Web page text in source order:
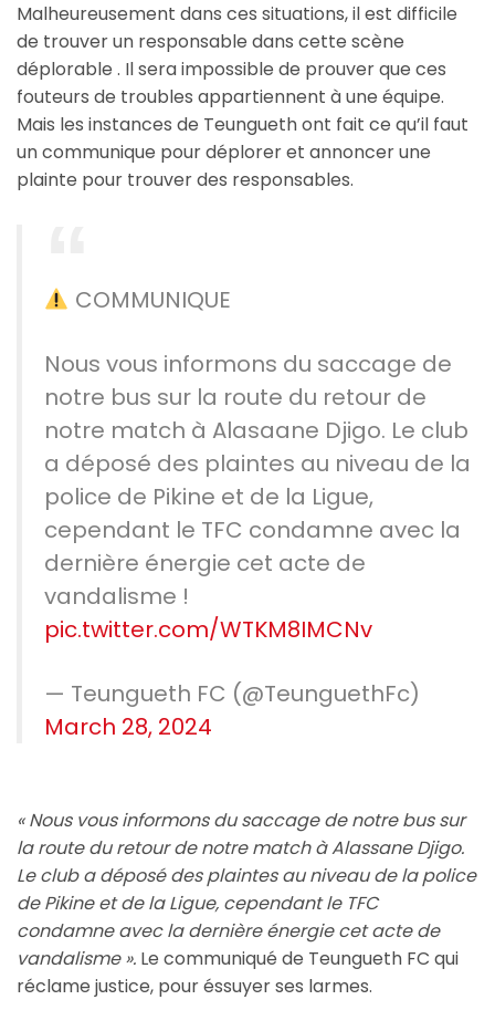
Malheureusement dans ces situations, il est difficile
de trouver un responsable dans cette scène
déplorable . Il sera impossible de prouver que ces
fouteurs de troubles appartiennent à une équipe.
Mais les instances de Teungueth ont fait ce qu’il faut
un communique pour déplorer et annoncer une
plainte pour trouver des responsables.
COMMUNIQUE
Nous vous informons du saccage de
notre bus sur la route du retour de
notre match à Alasaane Djigo. Le club
a déposé des plaintes au niveau de la
police de Pikine et de la Ligue,
cependant le TFC condamne avec la
dernière énergie cet acte de
vandalisme !
pic.twitter.com/WTKM8IMCNv
— Teungueth FC (@TeunguethFc)
March 28, 2024
« Nous vous informons du saccage de notre bus sur
la route du retour de notre match à Alassane Djigo.
Le club a déposé des plaintes au niveau de la police
de Pikine et de la Ligue, cependant le TFC
condamne avec la dernière énergie cet acte de
vandalisme ». Le communiqué de Teungueth FC qui
réclame justice, pour éssuyer ses larmes.